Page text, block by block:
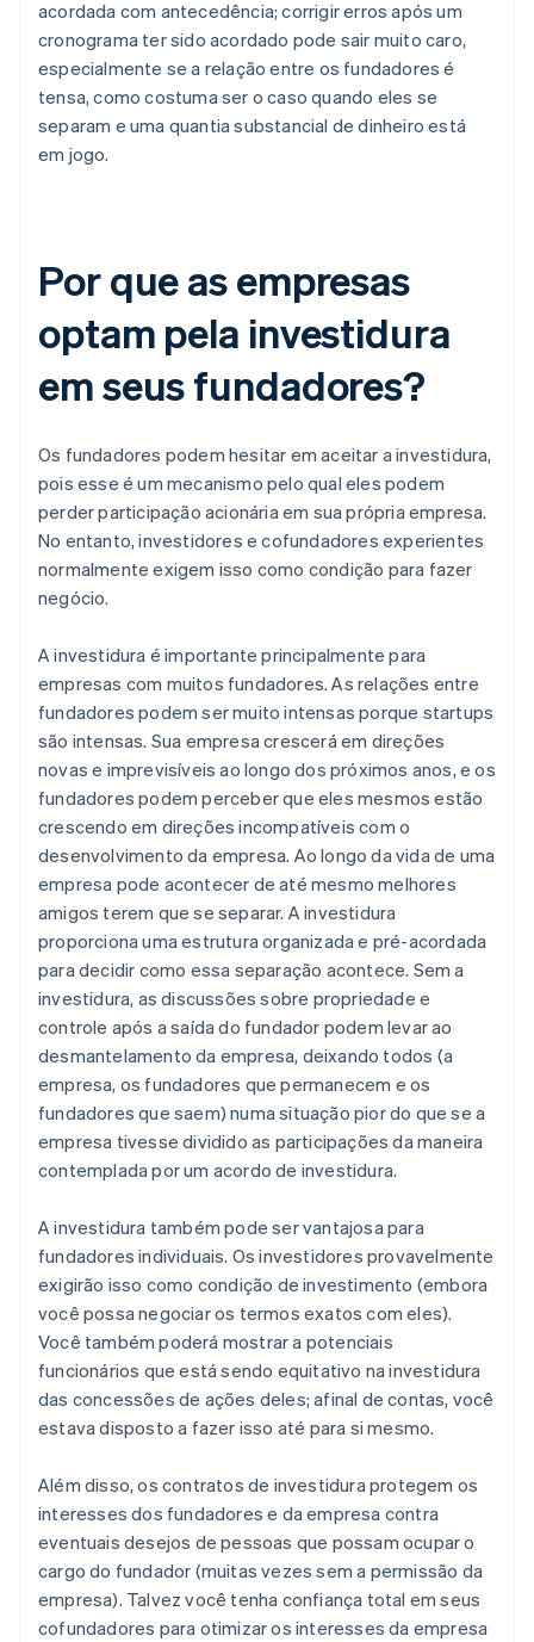
acordada com antecedência; corrigir erros após um
cronograma ter sido acordado pode sair muito caro,
especialmente se a relação entre os fundadores é
tensa, como costuma ser o caso quando eles se
separam e uma quantia substancial de dinheiro está
em jogo.
Por que as empresas
optam pela investidura
em seus fundadores?
Os fundadores podem hesitar em aceitar a investidura,
pois esse é um mecanismo pelo qual eles podem
perder participação acionária em sua própria empresa.
No entanto, investidores e cofundadores experientes
normalmente exigem isso como condição para fazer
negócio.
A investidura é importante principalmente para
empresas com muitos fundadores. As relações entre
fundadores podem ser muito intensas porque startups
são intensas. Sua empresa crescerá em direções
novas e imprevisíveis ao longo dos próximos anos, e os
fundadores podem perceber que eles mesmos estão
crescendo em direções incompatíveis com o
desenvolvimento da empresa. Ao longo da vida de uma
empresa pode acontecer de até mesmo melhores
amigos terem que se separar. A investidura
proporciona uma estrutura organizada e pré-acordada
para decidir como essa separação acontece. Sem a
investidura, as discussões sobre propriedade e
controle após a saída do fundador podem levar ao
desmantelamento da empresa, deixando todos (a
empresa, os fundadores que permanecem e os
fundadores que saem) numa situação pior do que se a
empresa tivesse dividido as participações da maneira
contemplada por um acordo de investidura.
A investidura também pode ser vantajosa para
fundadores individuais. Os investidores provavelmente
exigirão isso como condição de investimento (embora
você possa negociar os termos exatos com eles).
Você também poderá mostrar a potenciais
funcionários que está sendo equitativo na investidura
das concessões de ações deles; afinal de contas, você
estava disposto a fazer isso até para si mesmo.
Além disso, os contratos de investidura protegem os
interesses dos fundadores e da empresa contra
eventuais desejos de pessoas que possam ocupar o
cargo do fundador (muitas vezes sem a permissão da
empresa). Talvez você tenha confiança total em seus
cofundadores para otimizar os interesses da empresa